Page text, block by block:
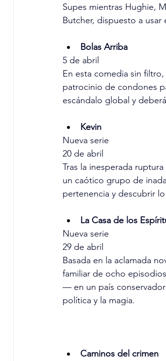
Supes mientras Hughie,
Butcher, dispuesto a
Bolas Arriba
5 de abril
En esta comedia sin
patrocinio de condones
escándalo global y
Kevin
Nueva serie
20 de abril
Tras la inesperada
un caótico grupo de
pertenencia y descubrir
La Casa de los
Nueva serie
29 de abril
Basada en la aclamada
familiar de ocho
— en un país
política y la magia.
Caminos del crimen